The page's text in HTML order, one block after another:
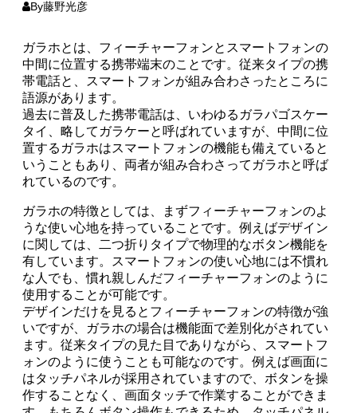
By藤野光彦
ガラホとは、フィーチャーフォンとスマートフォンの
中間に位置する携帯端末のことです。従来タイプの携
帯電話と、スマートフォンが組み合わさったところに
語源があります。
過去に普及した携帯電話は、いわゆるガラパゴスケー
タイ、略してガラケーと呼ばれていますが、中間に位
置するガラホはスマートフォンの機能も備えていると
いうこともあり、両者が組み合わさってガラホと呼ば
れているのです。
ガラホの特徴としては、まずフィーチャーフォンのよ
うな使い心地を持っていることです。例えばデザイン
に関しては、二つ折りタイプで物理的なボタン機能を
有しています。スマートフォンの使い心地には不慣れ
な人でも、慣れ親しんだフィーチャーフォンのように
使用することが可能です。
デザインだけを見るとフィーチャーフォンの特徴が強
いですが、ガラホの場合は機能面で差別化がされてい
ます。従来タイプの見た目でありながら、スマートフ
ォンのように使うことも可能なのです。例えば画面に
はタッチパネルが採用されていますので、ボタンを操
作することなく、画面タッチで作業することができま